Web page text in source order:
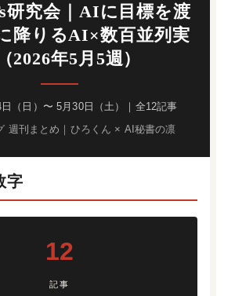
研究会｜AIに目標を渡
降りるAI×数百並列実
2026年5月5週）
（日）〜 5月30日（土）｜全12記事
週刊まとめ｜ひろくん × AI秘書の凛
字
12
記事